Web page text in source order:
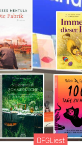
DFGLiest